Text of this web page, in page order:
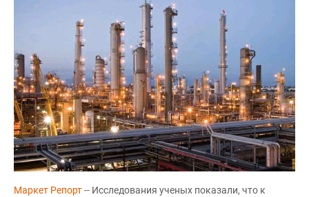
Маркет Репорт-- Исследования ученых показали, что к